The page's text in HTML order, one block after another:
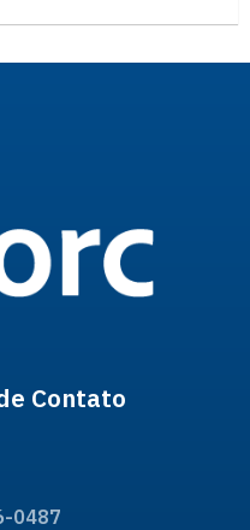
Contato
0487